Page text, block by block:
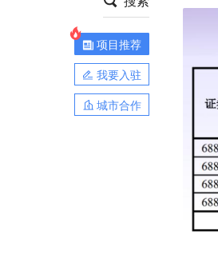
项目推荐
我要入驻
城市合作